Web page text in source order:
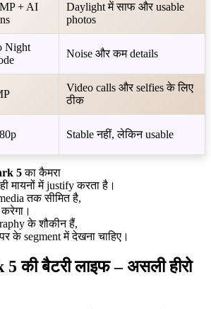
+ AI
Daylight में साफ और usable
photos
Night
Noise और कम details
Video calls और selfies के लिए
ठीक
Stable नहीं, लेकिन usable
5का कैमरा
मायनों में justify करता है।
तक सीमित है,
के शौकीन हैं,
के segment में देखना चाहिए।
की बैटरी लाइफ – असली हीरो